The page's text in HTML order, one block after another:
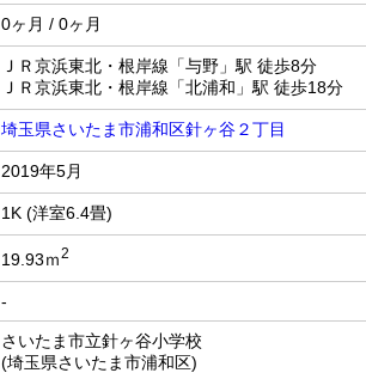
0ヶ月 / 0ヶ月
ＪＲ京浜東北・根岸線「与野」駅 徒歩8分
ＪＲ京浜東北・根岸線「北浦和」駅 徒歩18分
埼玉県さいたま市浦和区針ヶ谷２丁目
2019年5月
1K (洋室6.4畳)
19.93ｍ2
-
さいたま市立針ヶ谷小学校
(埼玉県さいたま市浦和区)